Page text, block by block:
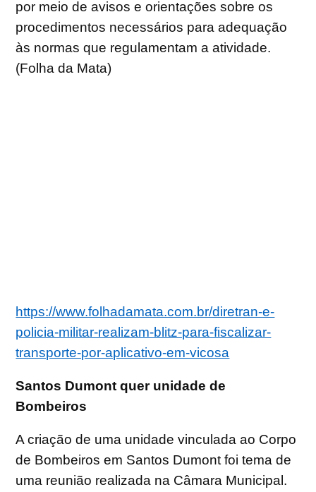
por meio de avisos e orientações sobre os
procedimentos necessários para adequação
às normas que regulamentam a atividade.
(Folha da Mata)
https://www.folhadamata.com.br/diretran-e-
policia-militar-realizam-blitz-para-fiscalizar-
transporte-por-aplicativo-em-vicosa
Santos Dumont quer unidade de
Bombeiros
A criação de uma unidade vinculada ao Corpo
de Bombeiros em Santos Dumont foi tema de
uma reunião realizada na Câmara Municipal.